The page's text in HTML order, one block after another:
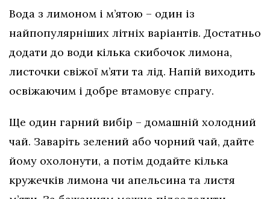
Вода з лимоном і м’ятою – один із
найпопулярніших літніх варіантів. Достатньо
додати до води кілька скибочок лимона,
листочки свіжої м’яти та лід. Напій виходить
освіжаючим і добре втамовує спрагу.
Ще один гарний вибір – домашній холодний
чай. Заваріть зелений або чорний чай, дайте
йому охолонути, а потім додайте кілька
кружечків лимона чи апельсина та листя